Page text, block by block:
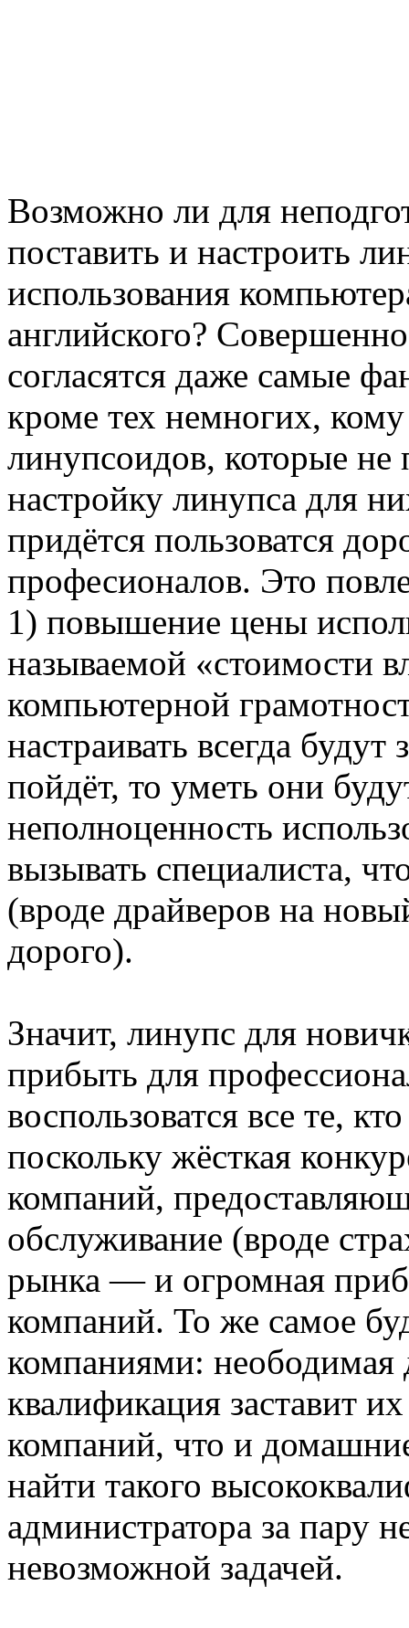
Возможно ли для
поставить и настроить
использования
английского?
согласятся даже самые
кроме тех немногих,
линупсоидов, которые не
настройку линупса для
придётся пользоватся
професионалов. Это
1) повышение цены
называемой «стоимости
компьютерной
настраивать всегда
пойдёт, то уметь они
неполноценность
вызывать специалиста,
(вроде драйверов на
дорого).
Значит, линупс для
прибыть для
воспользоватся все те,
поскольку жёсткая
компаний,
обслуживание (вроде
рынка — и огромная
компаний. То же самое
компаниями: неободимая
квалификация заставит
компаний, что и
найти такого
администратора за пару
невозможной задачей.